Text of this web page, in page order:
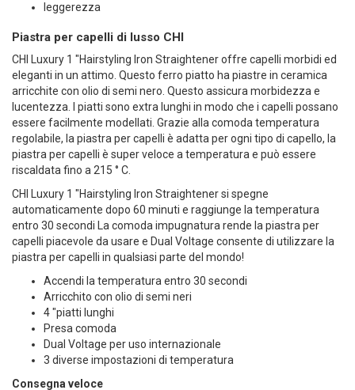
leggerezza
Piastra per capelli di lusso CHI
CHI Luxury 1 "Hairstyling Iron Straighteneroffre capelli morbidi ed
eleganti in un attimo. Questo ferro piatto ha piastre in ceramica
arricchite con olio di semi nero. Questo assicura morbidezza e
lucentezza. I piatti sono extra lunghi in modo che i capelli possano
essere facilmente modellati. Grazie alla comoda temperatura
regolabile, la piastra per capelli è adatta per ogni tipo di capello, la
piastra per capelli è super veloce a temperatura e può essere
riscaldata fino a 215 ° C.
CHI Luxury 1 "Hairstyling Iron Straightener si spegne
automaticamente dopo 60 minuti e raggiunge la temperatura
entro 30 secondi La comoda impugnatura rende la piastra per
capelli piacevole da usare e Dual Voltage consente di utilizzare la
piastra per capelli in qualsiasi parte del mondo!
Accendi la temperatura entro 30 secondi
Arricchito con olio di semi neri
4 "piatti lunghi
Presa comoda
Dual Voltage per uso internazionale
3 diverse impostazioni di temperatura
Consegna veloce